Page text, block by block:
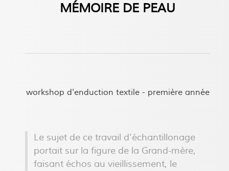
MÉMOIRE DE PEAU
workshop d'enduction textile - première année
Le sujet de ce travail d'échantillonage
portait sur la figure de la Grand-mère,
faisant échos au vieillissement, le